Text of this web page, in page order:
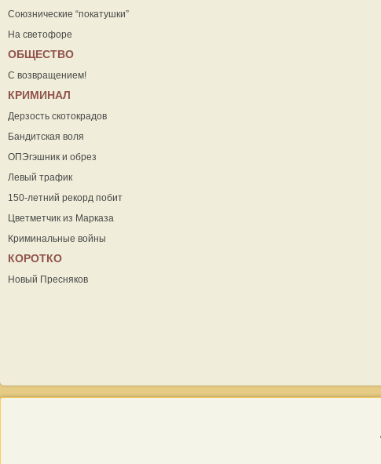
Союзнические “покатушки”
На светофоре
ОБЩЕСТВО
С возвращением!
КРИМИНАЛ
Дерзость скотокрадов
Бандитская воля
ОПЭгэшник и обрез
Левый трафик
150-летний рекорд побит
Цветметчик из Марказа
Криминальные войны
КОРОТКО
Новый Пресняков